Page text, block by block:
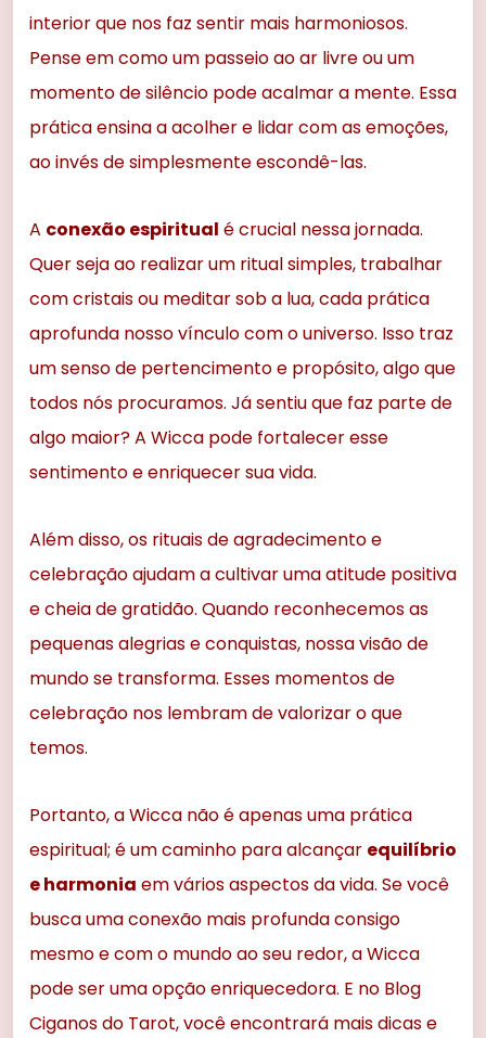
interior que nos faz sentir mais harmoniosos.
Pense em como um passeio ao ar livre ou um
momento de silêncio pode acalmar a mente. Essa
prática ensina a acolher e lidar com as emoções,
ao invés de simplesmente escondê-las.
A conexão espiritual é crucial nessa jornada.
Quer seja ao realizar um ritual simples, trabalhar
com cristais ou meditar sob a lua, cada prática
aprofunda nosso vínculo com o universo. Isso traz
um senso de pertencimento e propósito, algo que
todos nós procuramos. Já sentiu que faz parte de
algo maior? A Wicca pode fortalecer esse
sentimento e enriquecer sua vida.
Além disso, os rituais de agradecimento e
celebração ajudam a cultivar uma atitude positiva
e cheia de gratidão. Quando reconhecemos as
pequenas alegrias e conquistas, nossa visão de
mundo se transforma. Esses momentos de
celebração nos lembram de valorizar o que
temos.
Portanto, a Wicca não é apenas uma prática
espiritual; é um caminho para alcançar equilíbrio
e harmonia em vários aspectos da vida. Se você
busca uma conexão mais profunda consigo
mesmo e com o mundo ao seu redor, a Wicca
pode ser uma opção enriquecedora. E no Blog
Ciganos do Tarot, você encontrará mais dicas e